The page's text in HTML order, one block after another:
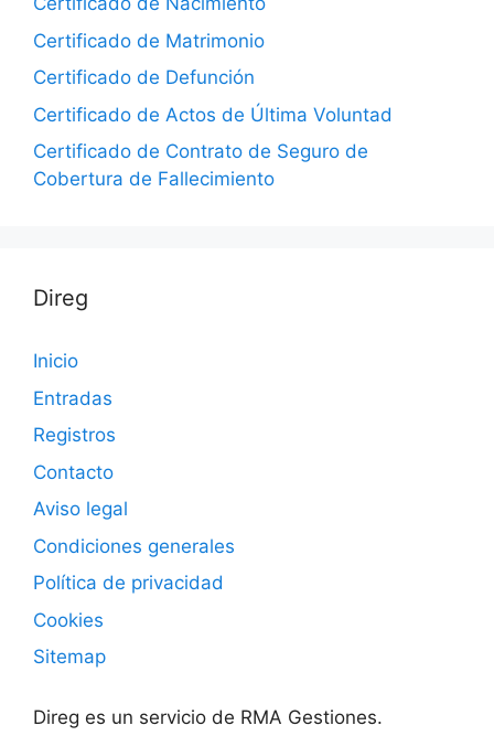
Certificado de Matrimonio
Certificado de Defunción
Certificado de Actos de Última Voluntad
Certificado de Contrato de Seguro de
Cobertura de Fallecimiento
Direg
Inicio
Entradas
Registros
Contacto
Aviso legal
Condiciones generales
Política de privacidad
Cookies
Sitemap
Direg es un servicio de RMA Gestiones.